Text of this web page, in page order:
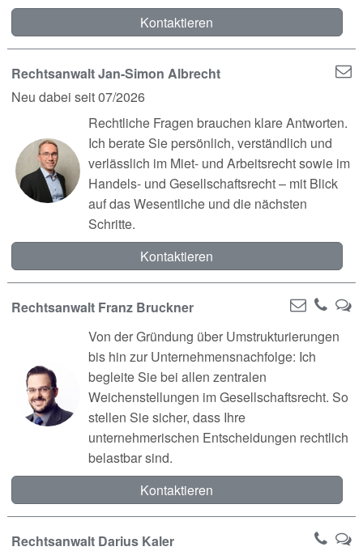
Kontaktieren
Rechtsanwalt Jan-Simon Albrecht
Neu dabei seit 07/2026
Rechtliche Fragen brauchen klare Antworten.
Ich berate Sie persönlich, verständlich und
verlässlich im Miet- und Arbeitsrecht sowie im
Handels- und Gesellschaftsrecht – mit Blick
auf das Wesentliche und die nächsten
Schritte.
Kontaktieren
Rechtsanwalt Franz Bruckner
Von der Gründung über Umstrukturierungen
bis hin zur Unternehmensnachfolge: Ich
begleite Sie bei allen zentralen
Weichenstellungen im Gesellschaftsrecht. So
stellen Sie sicher, dass Ihre
unternehmerischen Entscheidungen rechtlich
belastbar sind.
Kontaktieren
Rechtsanwalt Darius Kaler